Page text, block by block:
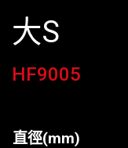
大S
HF9005
直徑(mm)